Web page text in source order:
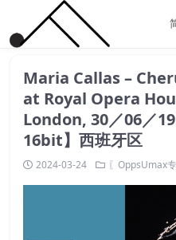
Maria Callas –
at Royal Opera
London, 30／06／
16bit】西班牙区
2024-03-24 〖OppsUmax专